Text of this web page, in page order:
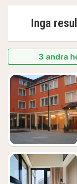
Inga
3 andra